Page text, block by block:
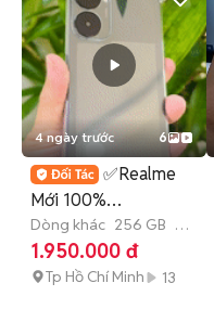
4 ngày trước 6
✅Realme
Mới 100%
8GB/256GB
Dimensity 5G MƯỢT
MÀ🔥
Dòng khác 256 GB 3
tháng
1.950.000 đ
Tp Hồ Chí Minh 13